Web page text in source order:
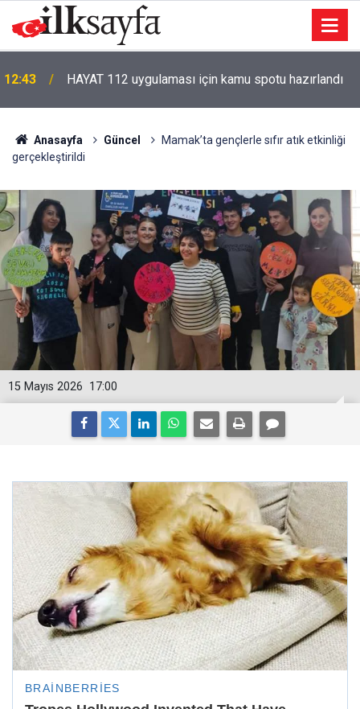
12:43 HAYAT 112 uygulaması için kamu spotu hazırlandı
Anasayfa Güncel
Mamak’ta gençlerle sıfır atık etkinliği
gerçekleştirildi
17:00
15 Mayıs 2026